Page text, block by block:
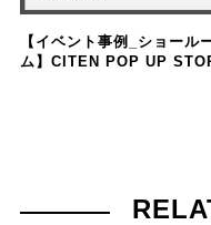
【イベント事例_ショール
ム】CITEN POP UP